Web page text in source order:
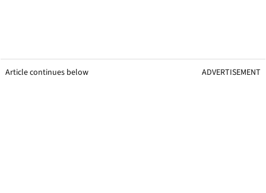
Article continues below ADVERTISEMENT